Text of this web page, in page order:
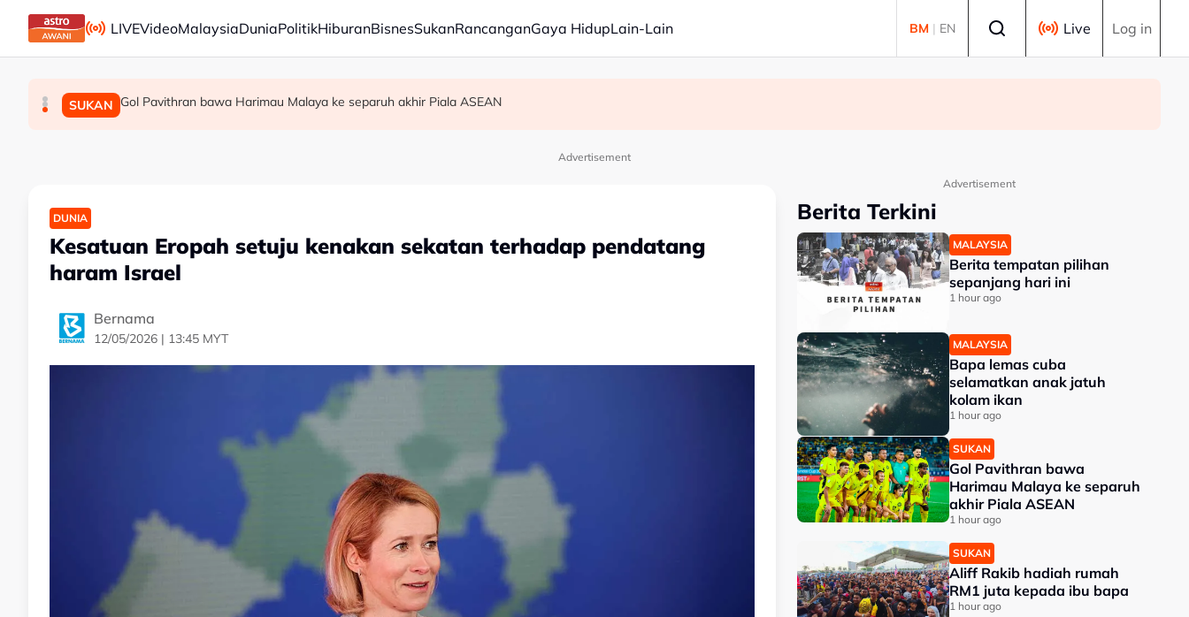
Skip to main content
LIVEVideoMalaysiaDuniaPolitikHiburanBisnesSukanRancanganGaya HidupLain-Lain BM | EN Live Log in
MALAYSIA Berita tempatan pilihan sepanjang hari ini
MALAYSIA Bapa lemas cuba selamatkan anak jatuh kolam ikan
SUKAN Gol Pavithran bawa Harimau Malaya ke separuh akhir Piala ASEAN
Advertisement
DUNIA
Kesatuan Eropah setuju kenakan sekatan terhadap pendatang
haram Israel
Bernama
12/05/2026 | 13:45 MYT
Advertisement
Berita Terkini
MALAYSIA
Berita tempatan pilihan
sepanjang hari ini
1 hour ago
MALAYSIA
Bapa lemas cuba
selamatkan anak jatuh
kolam ikan
1 hour ago
SUKAN
Gol Pavithran bawa
Harimau Malaya ke separuh
akhir Piala ASEAN
1 hour ago
SUKAN
Aliff Rakib hadiah rumah
RM1 juta kepada ibu bapa
1 hour ago